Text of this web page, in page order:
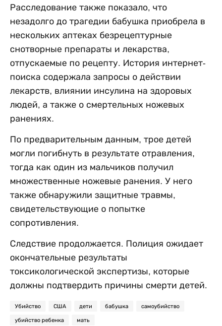
Расследование также показало, что
незадолго до трагедии бабушка приобрела в
нескольких аптеках безрецептурные
снотворные препараты и лекарства,
отпускаемые по рецепту. История интернет-
поиска содержала запросы о действии
лекарств, влиянии инсулина на здоровых
людей, а также о смертельных ножевых
ранениях.
По предварительным данным, трое детей
могли погибнуть в результате отравления,
тогда как один из мальчиков получил
множественные ножевые ранения. У него
также обнаружили защитные травмы,
свидетельствующие о попытке
сопротивления.
Следствие продолжается. Полиция ожидает
окончательные результаты
токсикологической экспертизы, которые
должны подтвердить причины смерти детей.
Убийство США дети бабушка самоубийство
убийство ребенка мать